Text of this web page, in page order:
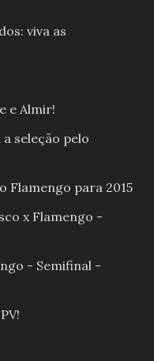
viva as
e Almir!
seleção pelo
Flamengo para 2015
x Flamengo -
- Semifinal -